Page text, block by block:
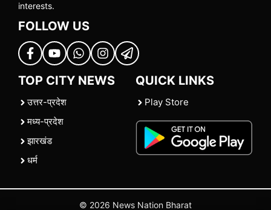
interests.
FOLLOW US
TOP CITY NEWS
उत्तर-प्रदेश
मध्य-प्रदेश
झारखंड
धर्म
QUICK LINKS
Play Store
© 2026 News Nation Bharat